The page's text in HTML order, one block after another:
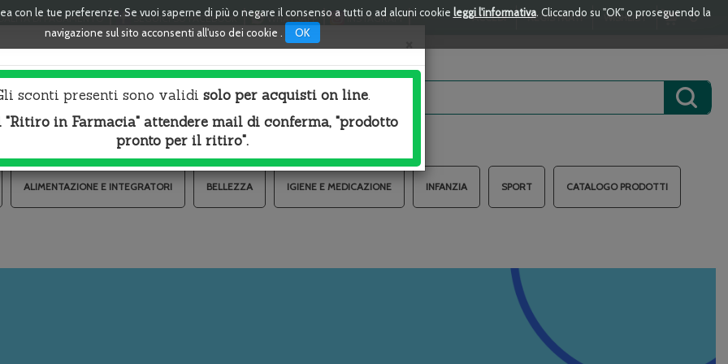
con le tue preferenze. Se vuoi saperne di più o negare il consenso a tutti o ad alcuni cookie leggi l'informativa. Cliccando su "OK" o proseguendo la
navigazione sul sito acconsenti all'uso dei cookie .
OK
DI PAGAMENTO SEGUICI SU FACEBOOK WHATSAPP INSTAGRAM ACCEDI REGISTRATI WISHLIST 0
ARTICOLI
Cerca
Prodotto
Cerca
ALIMENTAZIONE E INTEGRATORI BELLEZZA IGIENE E MEDICAZIONE INFANZIA SPORT CATALOGO PRODOTTI
×
sconti presenti sono validi solo per acquisti on line.
"Ritiro in Farmacia" attendere mail di conferma, "prodotto
pronto per il ritiro".